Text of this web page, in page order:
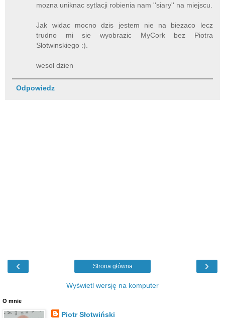
mozna uniknac sytlacji robienia nam ''siary'' na miejscu.
Jak widac mocno dzis jestem nie na biezaco lecz
trudno mi sie wyobrazic MyCork bez Piotra
Slotwinskiego :).
wesol dzien
Odpowiedz
‹ ›
Strona główna
Wyświetl wersję na komputer
O mnie
Piotr Słotwiński